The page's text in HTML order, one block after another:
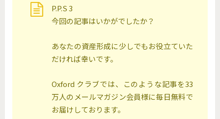
P.P.S 3
今回の記事はいかがでしたか？
あなたの資産形成に少しでもお役立ていた
だければ幸いです。
Oxford クラブでは、このような記事を33
万人のメールマガジン会員様に毎日無料で
お届けしております。